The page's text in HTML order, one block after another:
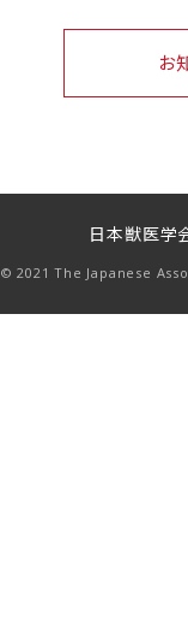
お
日本獣医学
© 2021 The Japanese